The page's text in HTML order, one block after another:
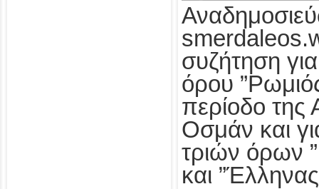
συζήτηση
όρου
περίοδο της
Οσμάν και
τριών όρων
και